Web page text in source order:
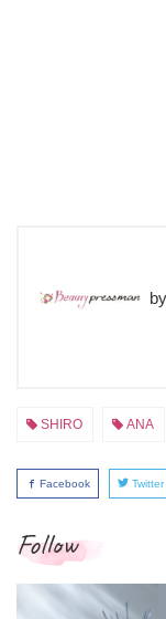
SHIRO ANA
Facebook Twitter
Follow